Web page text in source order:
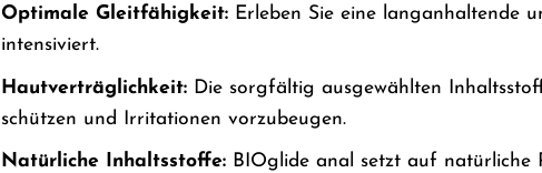
Optimale Gleitfähigkeit:Erleben Sie eine langanhaltende
intensiviert.
Hautverträglichkeit:Die sorgfältig ausgewählten
schützen und Irritationen vorzubeugen.
Natürliche Inhaltsstoffe:BIOglide anal setzt auf natürliche